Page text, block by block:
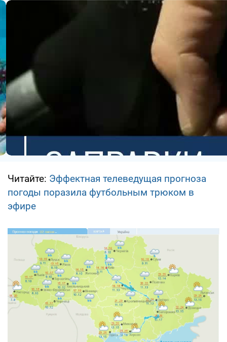
Читайте: Эффектная телеведущая прогноза
погоды поразила футбольным трюком в
эфире